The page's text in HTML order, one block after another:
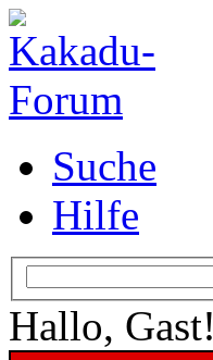
Suche
Hilfe
Hallo, Gast!